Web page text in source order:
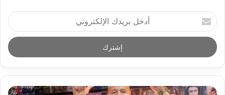
أ
د
خ
ل
ر
د